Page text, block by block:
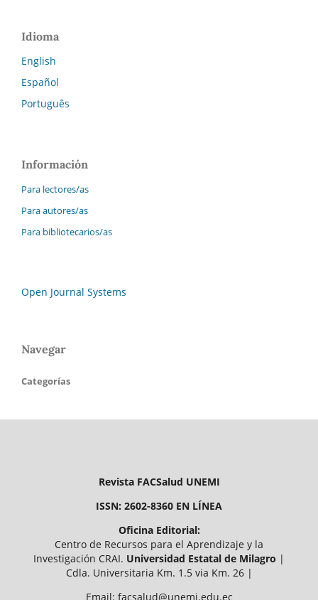
Idioma
English
Español
Português
Información
Para lectores/as
Para autores/as
Para bibliotecarios/as
Open Journal Systems
Navegar
Categorías
Revista FACSalud UNEMI
ISSN: 2602-8360 EN LÍNEA
Oficina Editorial:
Centro de Recursos para el Aprendizaje y la
Investigación CRAI. Universidad Estatal de Milagro |
Cdla. Universitaria Km. 1.5 via Km. 26 |
Email: facsalud@unemi.edu.ec